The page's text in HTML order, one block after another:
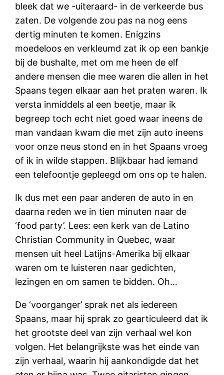
bleek dat we -uiteraard- in de verkeerde bus
zaten. De volgende zou pas na nog eens
dertig minuten te komen. Enigzins
moedeloos en verkleumd zat ik op een bankje
bij de bushalte, met om me heen de elf
andere mensen die mee waren die allen in het
Spaans tegen elkaar aan het praten waren. Ik
versta inmiddels al een beetje, maar ik
begreep toch echt niet goed waar ineens de
man vandaan kwam die met zijn auto ineens
voor onze neus stond en in het Spaans vroeg
of ik in wilde stappen. Blijkbaar had iemand
een telefoontje gepleegd om ons op te halen.
Ik dus met een paar anderen de auto in en
daarna reden we in tien minuten naar de
‘food party’. Lees: een kerk van de Latino
Christian Community in Quebec, waar
mensen uit heel Latijns-Amerika bij elkaar
waren om te luisteren naar gedichten,
lezingen en om samen te bidden. Oh…
De ‘voorganger’ sprak net als iedereen
Spaans, maar hij sprak zo gearticuleerd dat ik
het grootste deel van zijn verhaal wel kon
volgen. Het belangrijkste was het einde van
zijn verhaal, waarin hij aankondigde dat het